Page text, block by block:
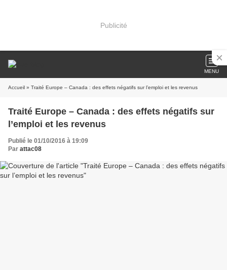
Publicité
MENU
Accueil » Traité Europe – Canada : des effets négatifs sur l’emploi et les revenus
Traité Europe – Canada : des effets négatifs sur
l’emploi et les revenus
Publié le 01/10/2016 à 19:09
Par attac08